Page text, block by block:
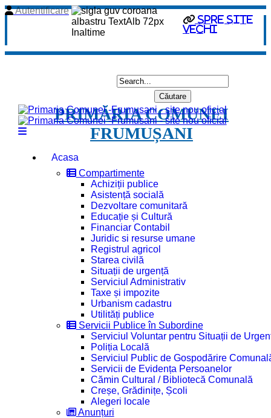
spre site
vechi
Autentificare
PRIMĂRIA COMUNEI
FRUMUȘANI
Acasa
Compartimente
Achiziții publice
Asistență socială
Dezvoltare comunitară
Educație și Cultură
Financiar Contabil
Juridic si resurse umane
Registrul agricol
Starea civilă
Situații de urgență
Serviciul Administrativ
Taxe și impozite
Urbanism cadastru
Utilități publice
Servicii Publice în Subordine
Serviciul Voluntar pentru Situații de
Poliția Locală
Serviciul Public de Gospodărire
Servicii de Evidența Persoanelor
Cămin Cultural / Bibliotecă Comunală
Creșe, Grădinițe, Școli
Alegeri locale
Anunțuri